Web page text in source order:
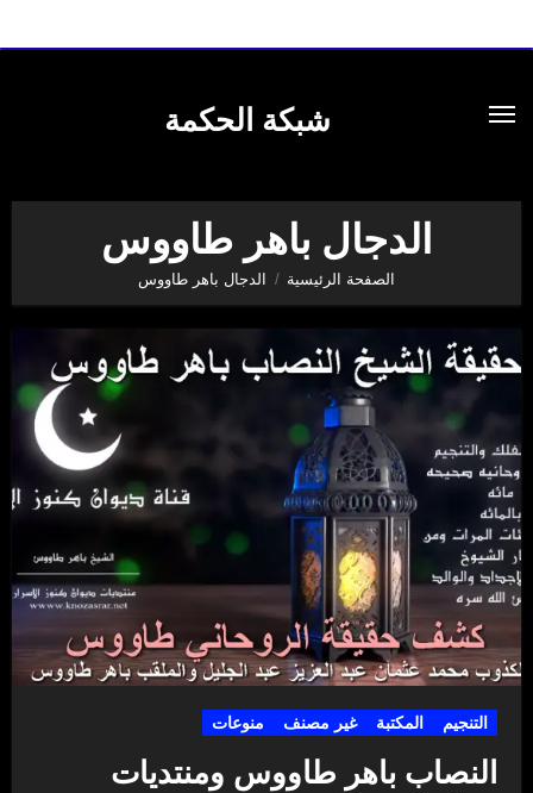
شبكة الحكمة
الدجال باهر طاووس
الصفحة الرئيسية الدجال باهر طاووس
التنجيم المكتبة غير مصنف منوعات
النصاب باهر طاووس ومنتديات